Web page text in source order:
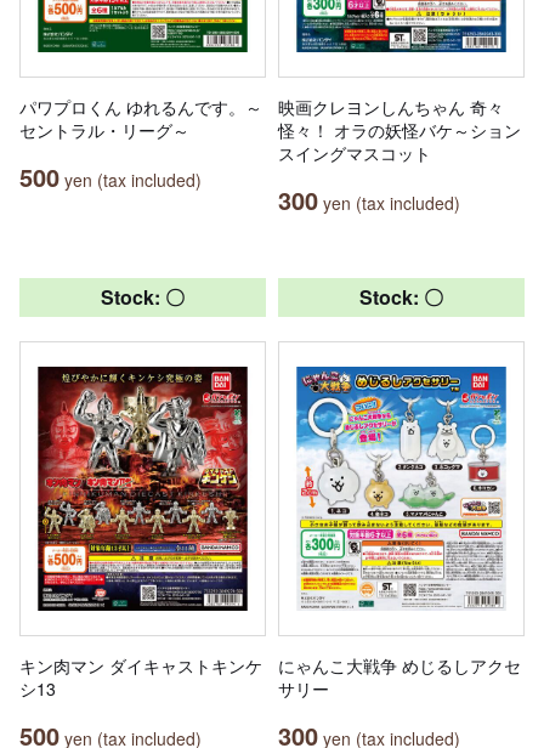
パワプロくん ゆれるんです。～
セントラル・リーグ～
500 yen (tax included)
映画クレヨンしんちゃん 奇々
怪々！ オラの妖怪バケ～ション
スイングマスコット
300 yen (tax included)
Stock: 〇
キン肉マン ダイキャストキンケ
シ13
500 yen (tax included)
Stock: 〇
にゃんこ大戦争 めじるしアクセ
サリー
300 yen (tax included)